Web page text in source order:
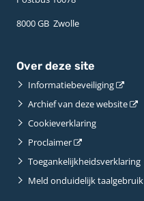
8000 GB ­ Zwolle
Over deze site
Informatiebeveiliging
Archief van deze website
Cookieverklaring
Proclaimer
Toegankelijkheidsverklaring
Meld onduidelijk taalgebruik